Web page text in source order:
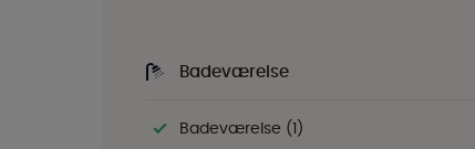
Badeværelse
Badeværelse (1)